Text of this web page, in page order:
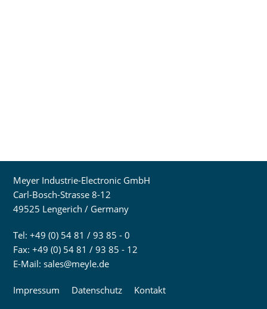
Meyer Industrie-Electronic GmbH
Carl-Bosch-Strasse 8-12
49525 Lengerich / Germany
Tel: +49 (0) 54 81 / 93 85 - 0
Fax: +49 (0) 54 81 / 93 85 - 12
E-Mail:sales@meyle.de
Impressum Datenschutz Kontakt